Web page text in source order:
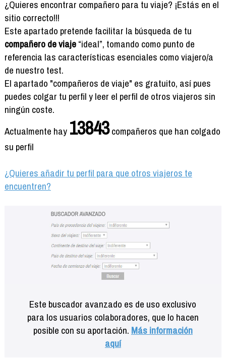
Compañeros de viaje
Formación
Info viajeros
Contactar
¿Quieres encontrar compañero para tu viaje? ¡Estás en el
sitio correcto!!!
Este apartado pretende facilitar la búsqueda de tu
compañero de viaje“ideal”, tomando como punto de
referencia las características esenciales como viajero/a
de nuestro test.
El apartado "compañeros de viaje" es gratuito, así pues
puedes colgar tu perfil y leer el perfil de otros viajeros sin
ningún coste.
Actualmente hay 13843compañeros que han colgado
su perfil
¿Quieres añadir tu perfil para que otros viajeros te
encuentren?
Este buscador avanzado es de uso exclusivo
para los usuarios colaboradores, que lo hacen
posible con su aportación. Más información
aquí